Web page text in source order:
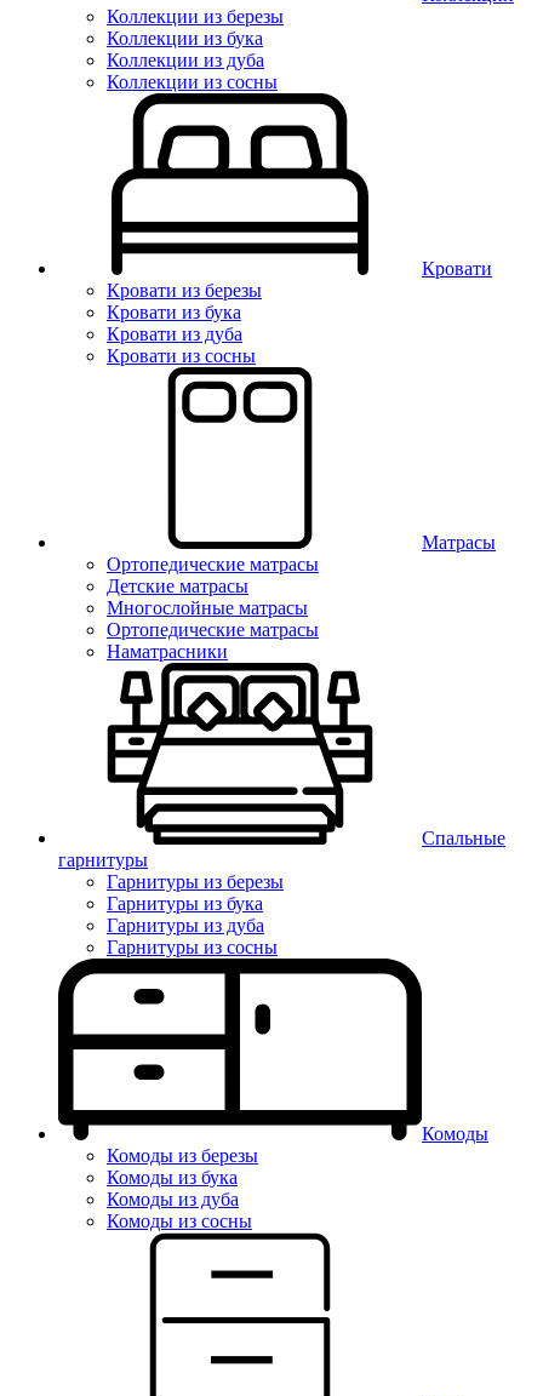
Коллекции из березы
Коллекции из бука
Коллекции из дуба
Коллекции из сосны
Кровати
Кровати из березы
Кровати из бука
Кровати из дуба
Кровати из сосны
Матрасы
Ортопедические матрасы
Детские матрасы
Многослойные матрасы
Ортопедические матрасы
Наматрасники
Спальные
гарнитуры
Гарнитуры из березы
Гарнитуры из бука
Гарнитуры из дуба
Гарнитуры из сосны
Комоды
Комоды из березы
Комоды из бука
Комоды из дуба
Комоды из сосны